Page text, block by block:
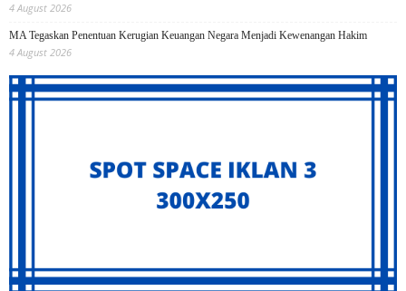
4 August 2026
MA Tegaskan Penentuan Kerugian Keuangan Negara Menjadi Kewenangan Hakim
4 August 2026